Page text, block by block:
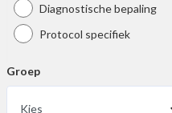
Diagnostische bepaling
Protocol specifiek
Groep
Kies